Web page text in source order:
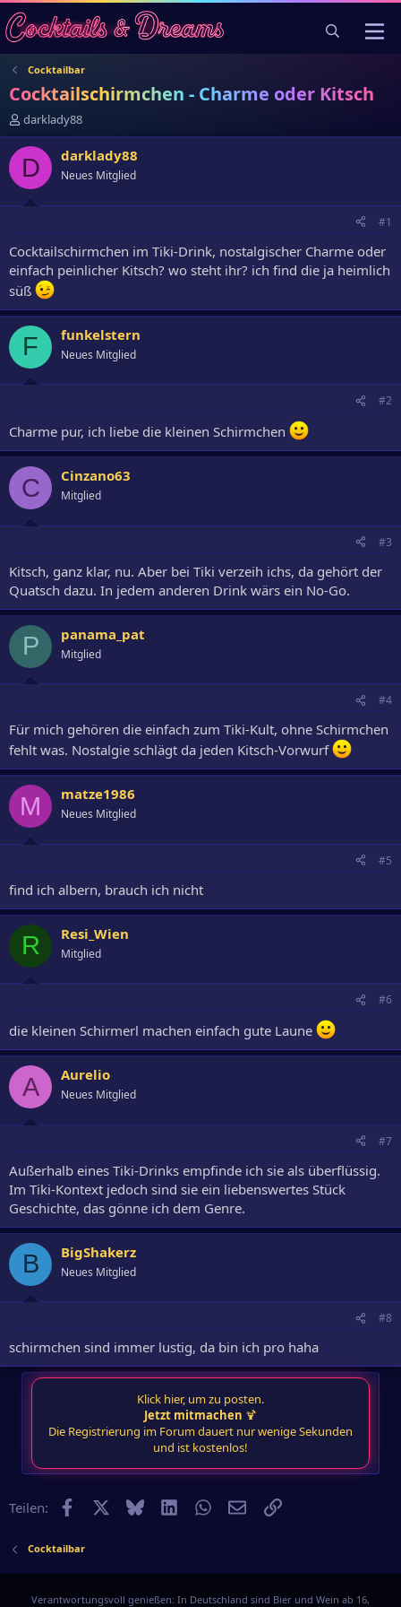
Cocktailbar
Cocktailschirmchen - Charme oder Kitsch
E
r
s
r
darklady88
D darklady88
Neues Mitglied
#1
Cocktailschirmchen im Tiki-Drink, nostalgischer Charme oder
einfach peinlicher Kitsch? wo steht ihr? ich find die ja heimlich
süß
F funkelstern
Neues Mitglied
#2
Charme pur, ich liebe die kleinen Schirmchen
C Cinzano63
Mitglied
#3
Kitsch, ganz klar, nu. Aber bei Tiki verzeih ichs, da gehört der
Quatsch dazu. In jedem anderen Drink wärs ein No-Go.
P panama_pat
Mitglied
#4
Für mich gehören die einfach zum Tiki-Kult, ohne Schirmchen
fehlt was. Nostalgie schlägt da jeden Kitsch-Vorwurf
M matze1986
Neues Mitglied
#5
find ich albern, brauch ich nicht
R Resi_Wien
Mitglied
#6
die kleinen Schirmerl machen einfach gute Laune
A Aurelio
Neues Mitglied
#7
Außerhalb eines Tiki-Drinks empfinde ich sie als überflüssig.
Im Tiki-Kontext jedoch sind sie ein liebenswertes Stück
Geschichte, das gönne ich dem Genre.
B BigShakerz
Neues Mitglied
#8
schirmchen sind immer lustig, da bin ich pro haha
Klick hier, um zu posten.
Jetzt mitmachen 🍹
Die Registrierung im Forum dauert nur wenige Sekunden
und ist kostenlos!
Teilen: Facebook BlueskyLinkedInWhatsApp
E-MailLink
Cocktailbar
Verantwortungsvoll genießen: In Deutschland sind Bier und Wein ab 16,